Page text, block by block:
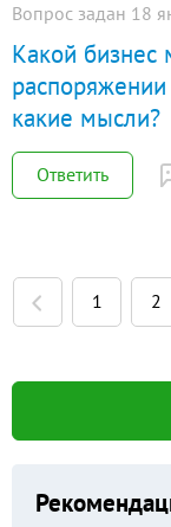
Вопрос задан 18
Какой бизнес
какие мысли?
Ответить
1 2